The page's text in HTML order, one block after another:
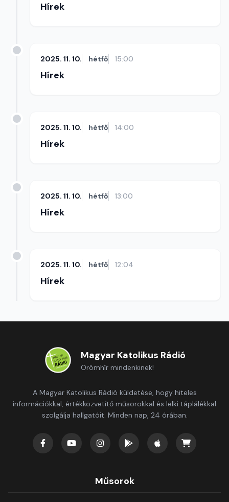
Hírek
2025. 11. 10. hétfő 15:00
Hírek
2025. 11. 10. hétfő 14:00
Hírek
2025. 11. 10. hétfő 13:00
Hírek
2025. 11. 10. hétfő 12:04
Hírek
Magyar Katolikus Rádió
Örömhír mindenkinek!
A Magyar Katolikus Rádió küldetése, hogy hiteles
információkkal, értékközvetítő műsorokkal és lelki táplálékkal
szolgálja hallgatóit. Minden nap, 24 órában.
Műsorok